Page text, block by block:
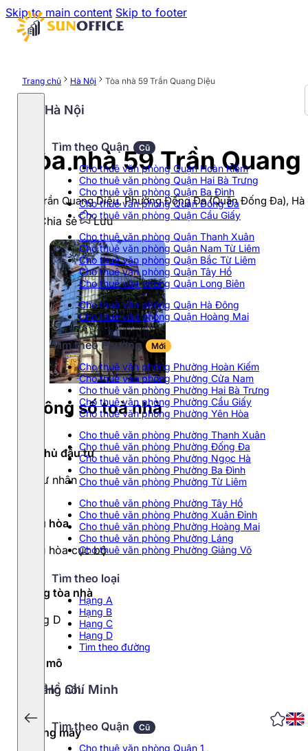
Skip to main content Skip to footer
Hà Nội
Tìm theo Quận Cũ
Cho thuê văn phòng Quận Hoàn Kiếm
Cho thuê văn phòng Quận Hai Bà Trưng
Cho thuê văn phòng Quận Ba Đình
Cho thuê văn phòng Quận Đống Đa
Cho thuê văn phòng Quận Cầu Giấy
Cho thuê văn phòng Quận Thanh Xuân
Cho thuê văn phòng Quận Nam Từ Liêm
Cho thuê văn phòng Quận Bắc Từ Liêm
Cho thuê văn phòng Quận Tây Hồ
Cho thuê văn phòng Quận Long Biên
Cho thuê văn phòng Quận Hà Đông
Cho thuê văn phòng Quận Hoàng Mai
Tìm theo Phường Mới
Cho thuê văn phòng Phường Hoàn Kiếm
Cho thuê văn phòng Phường Cửa Nam
Cho thuê văn phòng Phường Hai Bà Trưng
Cho thuê văn phòng Phường Cầu Giấy
Cho thuê văn phòng Phường Yên Hòa
Cho thuê văn phòng Phường Thanh Xuân
Cho thuê văn phòng Phường Đống Đa
Cho thuê văn phòng Phường Ngọc Hà
Cho thuê văn phòng Phường Ba Đình
Cho thuê văn phòng Phường Từ Liêm
Cho thuê văn phòng Phường Tây Hồ
Cho thuê văn phòng Phường Xuân Đỉnh
Cho thuê văn phòng Phường Hoàng Mai
Cho thuê văn phòng Phường Láng
Cho thuê văn phòng Phường Giảng Võ
Tìm theo loại
Hạng A
Hạng B
Hạng C
Hạng D
Tìm theo đường
Hồ Chí Minh
Tìm theo Quận Cũ
Cho thuê văn phòng Quận 1
Trang chủ Hà Nội Tòa nhà 59 Trần Quang Diệu
Tòa nhà 59 Trần
59 Trần Quang Diệu, Phường Đống Đa (Quận Đống Đa), Hà
Chia sẻ Lưu
Thông số toà nhà
Chủ đầu tư
Tư nhân
Điều hòa
Điều hòa cục bộ
Hạng tòa nhà
Hạng D
Quy mô
07 tầng nổi.
Thang máy